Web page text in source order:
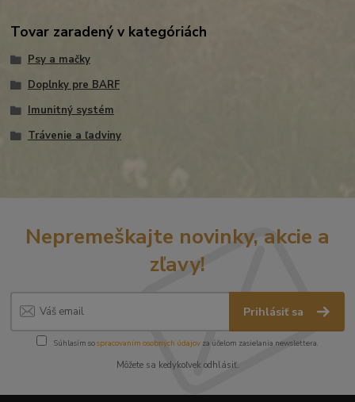
Tovar zaradený v kategóriách
Psy a mačky
Doplnky pre BARF
Imunitný systém
Trávenie a ľadviny
Nepremeškajte novinky, akcie a
zľavy!
Prihlásiť sa
Súhlasím sospracovaním osobných údajov za účelom zasielania newslettera.
Môžete sa kedykoľvek odhlásiť.